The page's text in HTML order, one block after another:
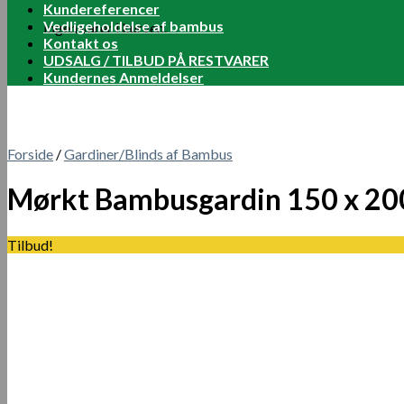
Ingen varer i kurven.
Kundereferencer
Vedligeholdelse af bambus
Kontakt os
UDSALG / TILBUD PÅ RESTVARER
Kundernes Anmeldelser
Forside /Gardiner/Blinds af Bambus
Mørkt Bambusgardin 150 x
Tilbud!